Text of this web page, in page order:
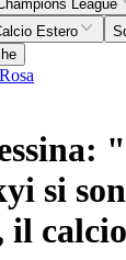
League
Estero
Rosa
si
il